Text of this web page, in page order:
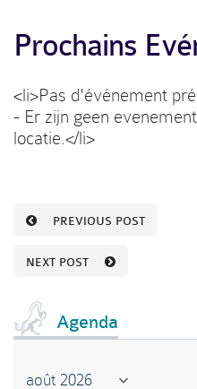
Prochains
<li>Pas d'événement
- Er zijn geen
locatie.</li>
PREVIOUS POST
NEXT POST
Agenda